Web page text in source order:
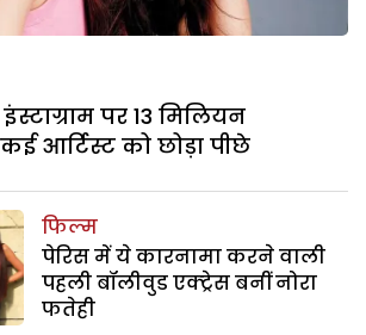
पर 13 मिलियन
आर्टिस्ट को छोड़ा पीछे
फिल्म
पेरिस में ये कारनामा करने वाली
पहली बॉलीवुड एक्ट्रेस बनीं नोरा
फतेही